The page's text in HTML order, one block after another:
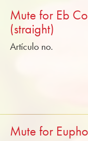
Mute for Eb
(straight)
Artículo no.
Mute for